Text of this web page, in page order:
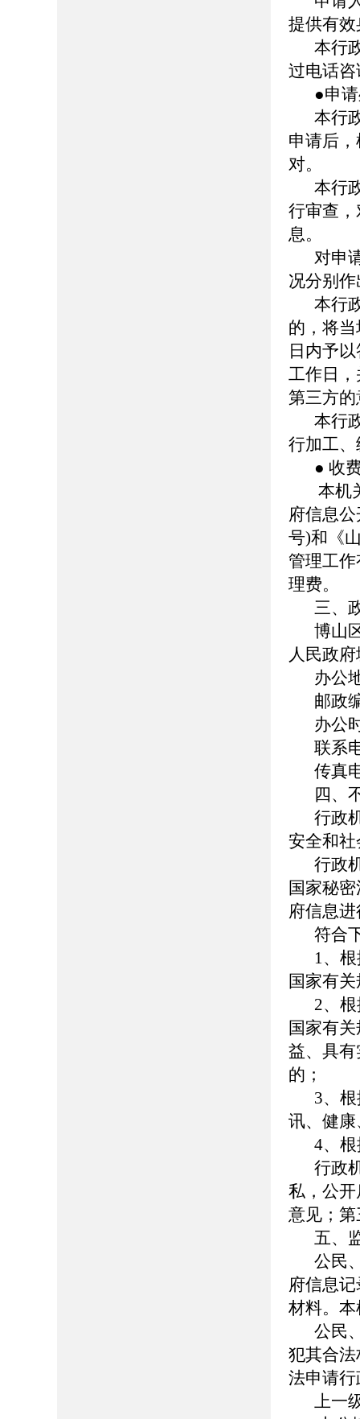
提供有
本行
过电话
●申
本行
申请后
对。
本行
行审查
息。
对申
况分别
本行
的，将
日内予
工作日
第三方
本行
行加工
● 收
本机
府信息
号)和《
管理工
理费。
三、
博山
人民政
办公
邮政
办公
联系
传真
四、
行政
安全和
行政
国家秘
府信息
符合
1、
国家有
2、
国家有
益、具
的；
3、
讯、健
4、
行政
私，公
意见；
五、
公民
府信息
材料。
公民
犯其合
法申请
上一